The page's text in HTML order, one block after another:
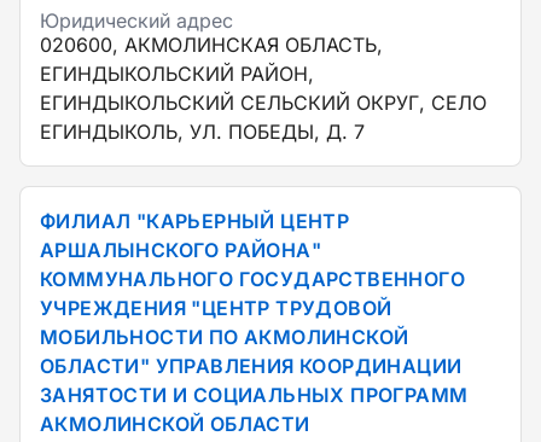
Юридический адрес
020600, АКМОЛИНСКАЯ ОБЛАСТЬ,
ЕГИНДЫКОЛЬСКИЙ РАЙОН,
ЕГИНДЫКОЛЬСКИЙ СЕЛЬСКИЙ ОКРУГ, СЕЛО
ЕГИНДЫКОЛЬ, УЛ. ПОБЕДЫ, Д. 7
ФИЛИАЛ "КАРЬЕРНЫЙ ЦЕНТР
АРШАЛЫНСКОГО РАЙОНА"
КОММУНАЛЬНОГО ГОСУДАРСТВЕННОГО
УЧРЕЖДЕНИЯ "ЦЕНТР ТРУДОВОЙ
МОБИЛЬНОСТИ ПО АКМОЛИНСКОЙ
ОБЛАСТИ" УПРАВЛЕНИЯ КООРДИНАЦИИ
ЗАНЯТОСТИ И СОЦИАЛЬНЫХ ПРОГРАММ
АКМОЛИНСКОЙ ОБЛАСТИ